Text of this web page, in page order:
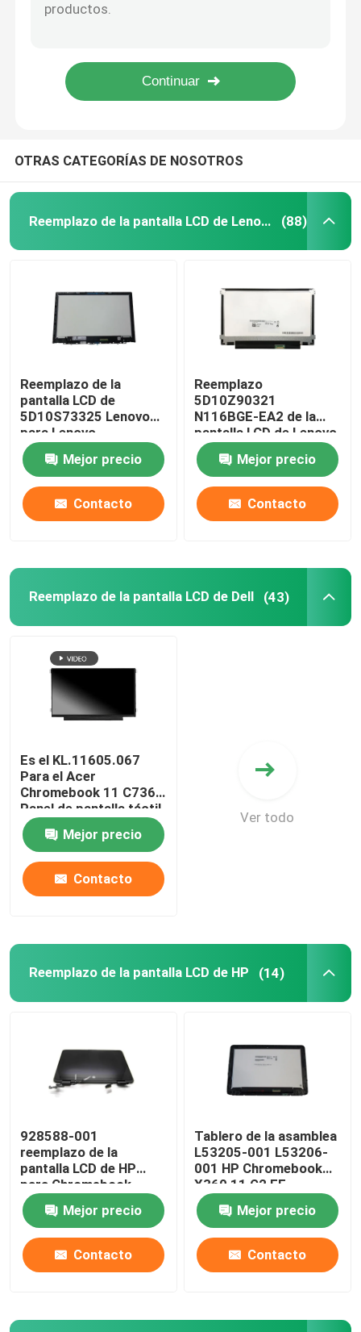
Reemplazo de la pantalla LCD de Acer
Reemplazo del LCD del Microsoft Surface
Reemplazo de la pantalla LCD de Asus
Reemplazo de la pantalla LCD del ordenador portátil
Pantalla del ordenador portátil LED
Pantalla LCD de AIO
Microprocesador del circuito integrado
Cubierta de Palmrest del ordenador portátil
Reemplazo del teclado del ordenador portátil
Reemplazo de la batería del ordenador portátil
Piezas de recambio del ordenador portátil
OTRAS CATEGORÍAS DE NOSOTROS
Reemplazo de la pantalla LCD de Lenovo (88)
Reemplazo de la
pantalla LCD de
5D10S73325 Lenovo
para Lenovo
Chromebook C330
B116XAB01Mejor precio
Contacto
Reemplazo
5D10Z90321
N116BGE-EA2 de la
pantalla LCD de Lenovo
Chromebook 100E
Gen3 AMDMejor precio
Contacto
Reemplazo de la pantalla LCD de Dell (43)
Es el KL.11605.067
Para el Acer
Chromebook 11 C736T
Panel de pantalla táctil
LED LCD de 11,6" HD
IPS B116XAK01.0
B116XAK01.2
Mejor precio
Contacto
Ver todo
Reemplazo de la pantalla LCD de HP (14)
928588-001
reemplazo de la
pantalla LCD de HP
para Chromebook
panel LCD de G1 serie
11-AE X360 EE 11,6”
Mejor precio
Contacto
Tablero de la asamblea
L53205-001 L53206-
001 HP Chromebook
X360 11 G2 EE
NV116WHM-T10 LCD
W/Frame de HP LCD
Mejor precio
Contacto